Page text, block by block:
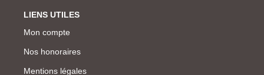
LIENS UTILES
Mon compte
Nos honoraires
Mentions légales